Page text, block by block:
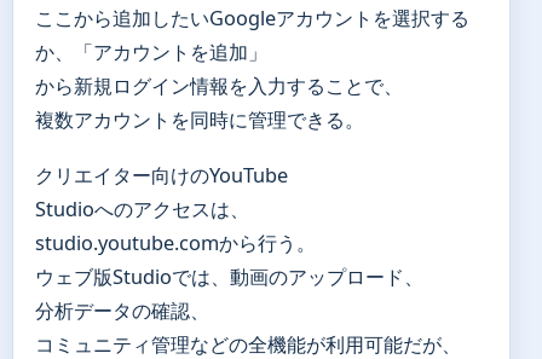
ここから追加したいGoogleアカウントを選択する
か、「アカウントを追加」
から新規ログイン情報を入力することで、
複数アカウントを同時に管理できる。
クリエイター向けのYouTube
Studioへのアクセスは、
studio.youtube.comから行う。
ウェブ版Studioでは、動画のアップロード、
分析データの確認、
コミュニティ管理などの全機能が利用可能だが、